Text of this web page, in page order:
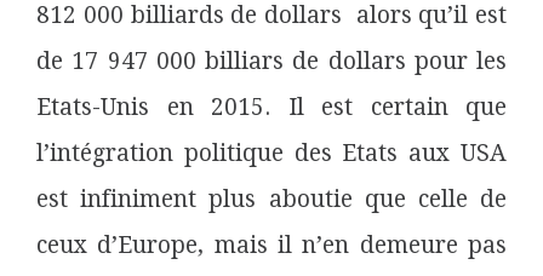
812 000 billiards de dollars alors qu’il est
de 17 947 000 billiars de dollars pour les
Etats-Unis en 2015. Il est certain que
l’intégration politique des Etats aux USA
est infiniment plus aboutie que celle de
ceux d’Europe, mais il n’en demeure pas